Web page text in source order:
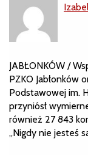
JABŁONKÓW /
PZKO Jabłonków
Podstawowej im.
przyniósł
również 27 843
„Nigdy nie jesteś